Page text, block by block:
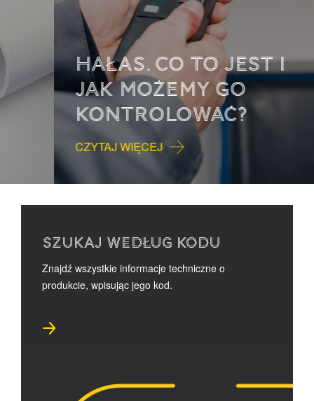
HAŁAS. CO TO JEST I
JAK MOŻEMY GO
KONTROLOWAĆ?
CZYTAJ WIĘCEJ
SZUKAJ WEDŁUG KODU
Znajdź wszystkie informacje techniczne o
produkcie, wpisując jego kod.